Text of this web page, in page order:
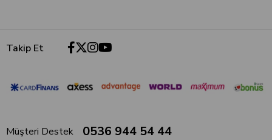
Takip Et
Müşteri Destek 0536 944 54 44